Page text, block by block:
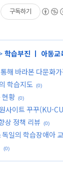
구독하기
학습부진 ㅣ 아동교
해 바라본 다문화
학습지도 (0)
현황 (0)
사이트 꾸꾸(KU-
상 정책 리뷰 (0)
일의 학습장애아
(0)